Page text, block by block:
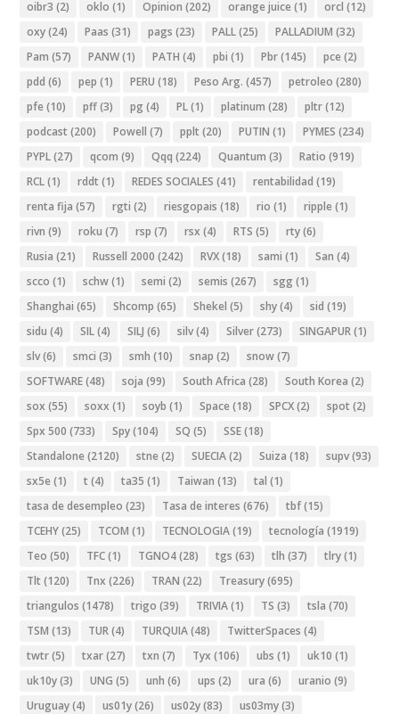
oibr3 (2) oklo (1) Opinion (202) orange juice (1) orcl (12)
oxy(24) Paas (31) pags (23) PALL(25) PALLADIUM (32)
Pam (57) PANW(1) PATH (4) pbi (1) Pbr(145) pce (2)
pdd (6) pep (1) PERU (18) Peso Arg. (457) petroleo (280)
pfe (10) pff(3) pg (4) PL(1) platinum (28) pltr(12)
podcast (200) Powell (7) pplt (20) PUTIN (1) PYMES (234)
PYPL(27) qcom (9) Qqq (224) Quantum (3) Ratio (919)
RCL(1) rddt (1) REDES SOCIALES (41) rentabilidad (19)
renta fija (57) rgti (2) riesgopais (18) rio (1) ripple (1)
rivn (9) roku (7) rsp (7) rsx (4) RTS (5) rty(6)
Rusia (21) Russell 2000 (242) RVX(18) sami (1) San (4)
scco (1) schw(1) semi (2) semis (267) sgg (1)
Shanghai (65) Shcomp (65) Shekel (5) shy(4) sid (19)
sidu (4) SIL(4) SILJ (6) silv(4) Silver(273) SINGAPUR(1)
slv(6) smci (3) smh (10) snap (2) snow(7)
SOFTWARE(48) soja (99) South Africa (28) South Korea (2)
sox (55) soxx (1) soyb (1) Space (18) SPCX(2) spot (2)
Spx 500 (733) Spy(104) SQ (5) SSE(18)
Standalone (2120) stne (2) SUECIA(2) Suiza (18) supv(93)
sx5e (1) t (4) ta35 (1) Taiwan (13) tal (1)
tasa de desempleo (23) Tasa de interes (676) tbf(15)
TCEHY(25) TCOM (1) TECNOLOGIA(19) tecnología (1919)
Teo (50) TFC(1) TGNO4(28) tgs (63) tlh (37) tlry(1)
Tlt (120) Tnx (226) TRAN (22) Treasury(695)
triangulos (1478) trigo (39) TRIVIA(1) TS (3) tsla (70)
TSM (13) TUR(4) TURQUIA(48) TwitterSpaces (4)
twtr(5) txar(27) txn (7) Tyx (106) ubs (1) uk10 (1)
uk10y(3) UNG (5) unh (6) ups (2) ura (6) uranio (9)
Uruguay(4) us01y(26) us02y(83) us03my(3)